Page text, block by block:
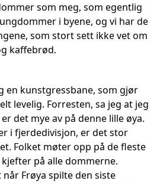
som meg, som egentlig
i byene, og vi har de
som stort sett ikke vet om
kaffebrød.
en kunstgressbane, som gjør
levelig. Forresten, sa jeg at jeg
det mye av på denne lille øya.
i fjerdedivisjon, er det stor
Folket møter opp på de fleste
på alle dommerne.
Frøya spilte den siste